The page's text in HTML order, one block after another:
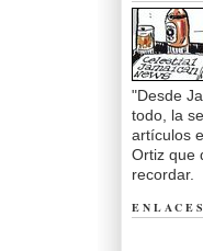
"Desde
todo, la
artículos
Ortiz que
recordar.
ENLACES